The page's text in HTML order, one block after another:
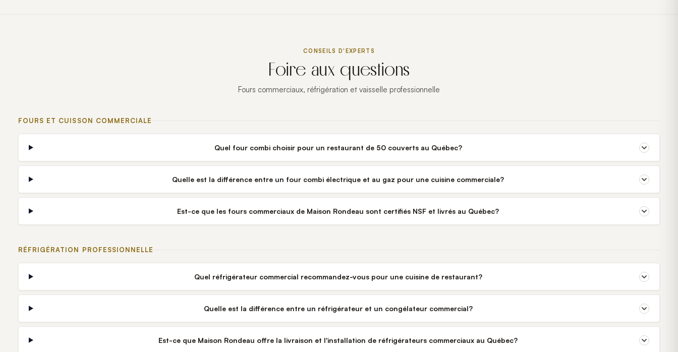
CONSEILS D'EXPERTS
Foire aux questions
Fours commerciaux, réfrigération et vaisselle professionnelle
FOURS ET CUISSON COMMERCIALE
Quel four combi choisir pour un restaurant de 50 couverts au Québec?
Quelle est la différence entre un four combi électrique et au gaz pour une cuisine commerciale?
Est-ce que les fours commerciaux de Maison Rondeau sont certifiés NSF et livrés au Québec?
RÉFRIGÉRATION PROFESSIONNELLE
Quel réfrigérateur commercial recommandez-vous pour une cuisine de restaurant?
Quelle est la différence entre un réfrigérateur et un congélateur commercial?
Est-ce que Maison Rondeau offre la livraison et l'installation de réfrigérateurs commerciaux au Québec?